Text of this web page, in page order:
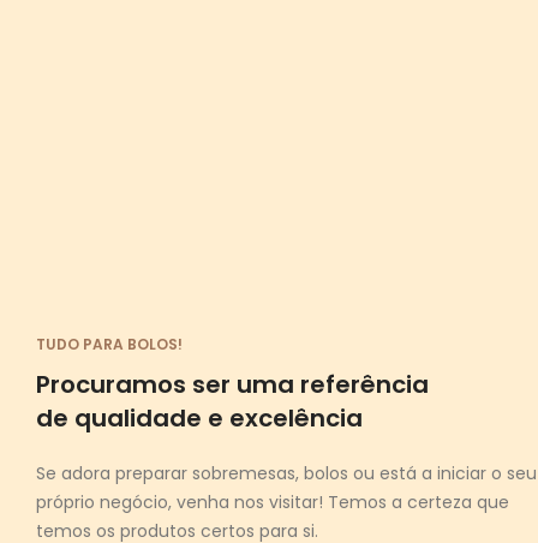
TUDO PARA BOLOS!
Procuramos ser uma referência
de qualidade e excelência
Se adora preparar sobremesas, bolos ou está a iniciar o seu
próprio negócio, venha nos visitar! Temos a certeza que
temos os produtos certos para si.